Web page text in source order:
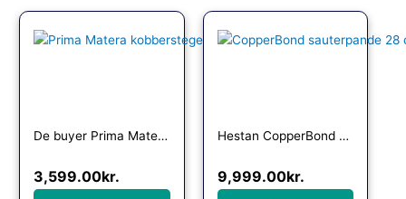
De buyer Prima Matera kobberstegepande
3,599.00kr.
Hestan CopperBond sauterpande 28 cm.
9,999.00kr.